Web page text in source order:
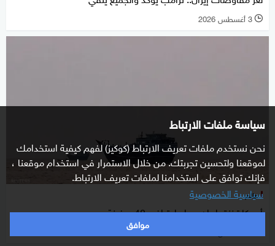
سياسة ملفات الارتباط
نحن نستخدم ملفات تعريف الارتباط (كوكيز) لفهم كيفية استخدامك
لموقعنا ولتحسين تجربتك. من خلال الاستمرار في استخدام موقعنا ،
فإنك توافق على استخدامنا لملفات تعريف الارتباط.
سياسية الخصوصية
موافق
l 3 أغسطس 2026
عالم
أميركا تخنق إيران بحرا.. اعتراض 48 سفينة